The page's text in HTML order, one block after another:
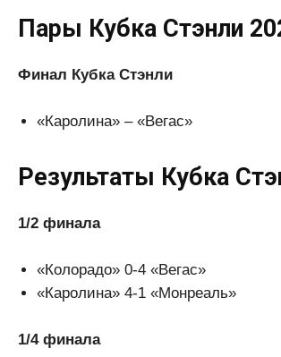
Пары Кубка Стэнли
Финал Кубка Стэнли
«Каролина» – «Вегас»
Результаты Кубка
1/2 финала
«Колорадо» 0-4 «Вегас»
«Каролина» 4-1 «Монреаль»
1/4 финала